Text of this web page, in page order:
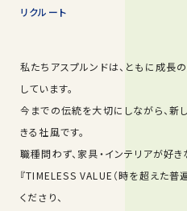
リクルート
私たちアスプルンドは、ともに成長
しています。
今までの伝統を大切にしながら、新
きる社風です。
職種問わず、家具・インテリアが好き
『TIMELESS VALUE（時を超えた普
くださり、